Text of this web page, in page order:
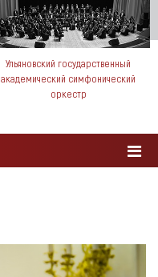
Ульяновский государственный
академический симфонический
оркестр